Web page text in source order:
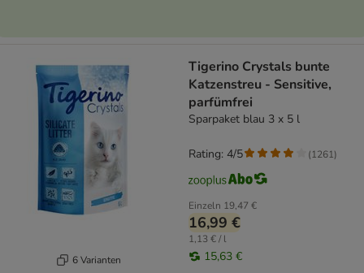
6 Varianten
Tigerino Crystals bunte
Katzenstreu - Sensitive,
parfümfrei
Sparpaket blau 3 x 5 l
Einzeln 19,47 €
16,99 €
1,13 € / l
15,63 €
Rating: 4/5 (1261)